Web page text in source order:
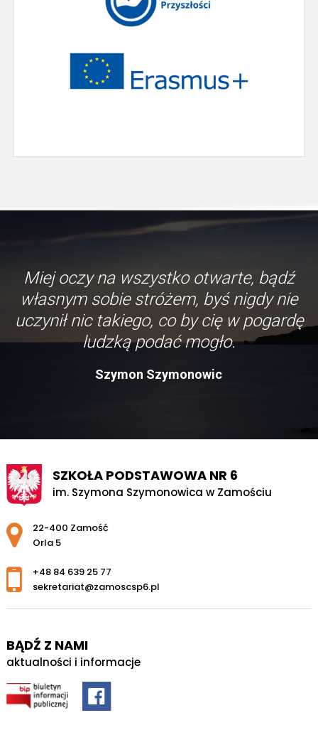
Miej oczy na wszystko otwarte, bądź
własnym sobie stróżem, byś nigdy nie
uczynił nic takiego, co by cię w pogardę
ludzką podać mogło.
Szymon Szymonowic
SZKOŁA PODSTAWOWA NR 6
im. Szymona Szymonowica w Zamościu
Adres pocztowy:
22-400 Zamość
Orla 5
+48 84 639 25 77
sekretariat@zamoscsp6.pl
BĄDŹ Z NAMI
aktualności i informacje